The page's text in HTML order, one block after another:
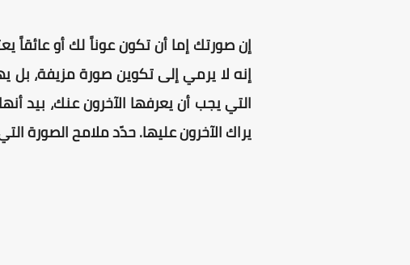
إن صورتك إما أن تكون عوناً لك أو عائقاً
إنه لا يرمي إلى تكوين صورة مزيفة، بل
التي يجب أن يعرفها الآخرون عنك، بيد
يراك الآخرون عليها. حدّد ملامح الصورة